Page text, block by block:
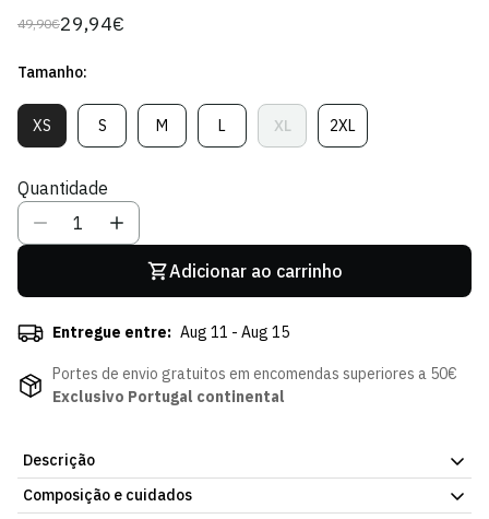
Preço
49,90€
Preço
venda
29,94€
Tamanho:
XSVariante
Esgotada
Indisponível
SVariante
Esgotada
Indisponível
MVariante
Esgotada
LVariante
Esgotada
XL
Variante
Esgotada
2XLVariante
Esgotada
Quantidade
Adicionar ao carrinho
Entregue entre: Aug 11 - Aug 15
Portes de envio gratuitos em encomendas superiores a 50€
Exclusivo Portugal continental
Descrição
Descontraído e elegante, o Polo Legacy Mulher do
Composição e cuidados